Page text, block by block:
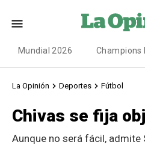
Mundial 2026 Champions
La Opinión Deportes Fútbol
Chivas se fija
Aunque no será fácil, admite